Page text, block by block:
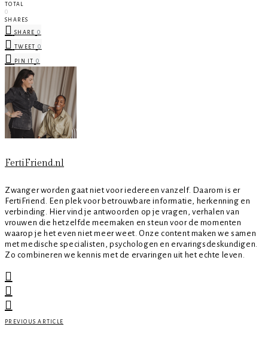
TOTAL
0
SHARES
SHARE 0
TWEET 0
PIN IT 0
FertiFriend.nl
Zwanger worden gaat niet voor iedereen vanzelf. Daarom is er
FertiFriend. Een plek voor betrouwbare informatie, herkenning en
verbinding. Hier vind je antwoorden op je vragen, verhalen van
vrouwen die hetzelfde meemaken en steun voor de momenten
waarop je het even niet meer weet. Onze content maken we samen
met medische specialisten, psychologen en ervaringsdeskundigen.
Zo combineren we kennis met de ervaringen uit het echte leven.
PREVIOUS ARTICLE